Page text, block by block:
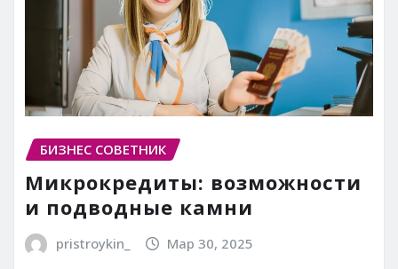
БИЗНЕС СОВЕТНИК
Микрокредиты: возможности
и подводные камни
pristroykin_ Мар 30, 2025